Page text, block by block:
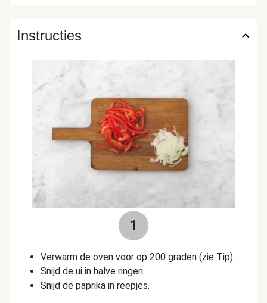
Instructies
1
Verwarm de oven voor op 200 graden (zie Tip).
Snijd de ui in halve ringen.
Snijd de paprika in reepjes.